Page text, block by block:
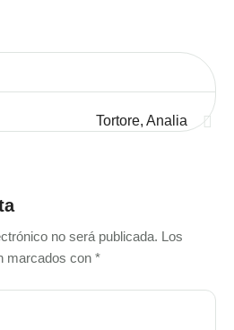
Tortore, Analia
no será publicada. Los
marcados con *